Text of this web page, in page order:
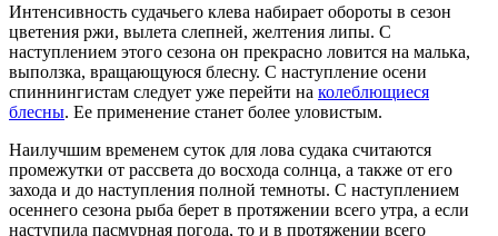
Интенсивность судачьего клева набирает обороты в сезон
цветения ржи, вылета слепней, желтения липы. С
наступлением этого сезона он прекрасно ловится на малька,
выползка, вращающуюся блесну. С наступление осени
спиннингистам следует уже перейти на колеблющиеся
блесны. Ее применение станет более уловистым.
Наилучшим временем суток для лова судака считаются
промежутки от рассвета до восхода солнца, а также от его
захода и до наступления полной темноты. С наступлением
осеннего сезона рыба берет в протяжении всего утра, а если
наступила пасмурная погода, то и в протяжении всего